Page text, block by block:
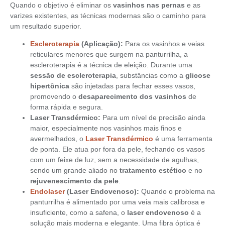
Quando o objetivo é eliminar os vasinhos nas pernas e as
varizes existentes, as técnicas modernas são o caminho para
um resultado superior.
Escleroterapia (Aplicação): Para os vasinhos e veias
reticulares menores que surgem na panturrilha, a
escleroterapia é a técnica de eleição. Durante uma
sessão de escleroterapia, substâncias como a glicose
hipertônica são injetadas para fechar esses vasos,
promovendo o desaparecimento dos vasinhos de
forma rápida e segura.
Laser Transdérmico: Para um nível de precisão ainda
maior, especialmente nos vasinhos mais finos e
avermelhados, o Laser Transdérmico é uma ferramenta
de ponta. Ele atua por fora da pele, fechando os vasos
com um feixe de luz, sem a necessidade de agulhas,
sendo um grande aliado no tratamento estético e no
rejuvenescimento da pele.
Endolaser(Laser Endovenoso): Quando o problema na
panturrilha é alimentado por uma veia mais calibrosa e
insuficiente, como a safena, o laser endovenoso é a
solução mais moderna e elegante. Uma fibra óptica é